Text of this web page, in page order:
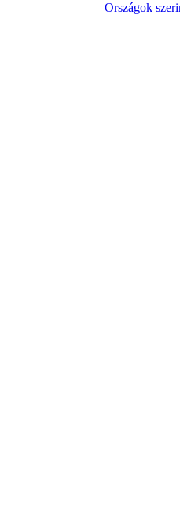
Országok